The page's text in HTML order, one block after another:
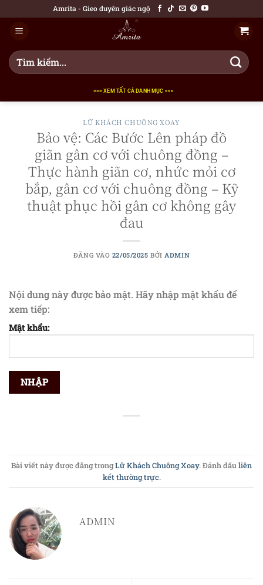
qua
dung
Amrita - Gieo duyên giác ngộ
Tìm
kiếm:
>>> XEM TẤT CẢ DANH MỤC <<<
LỮ KHÁCH CHUÔNG XOAY
Bảo vệ: Các Bước Lên pháp đồ
giãn gân cơ với chuông đồng –
Thực hành giãn cơ, nhức mỏi cơ
bắp, gân cơ với chuông đồng – Kỹ
thuật phục hồi gân cơ không gây
đau
ĐĂNG VÀO 22/05/2025 BỞIADMIN
Nội dung này được bảo mật. Hãy nhập mật khẩu để
xem tiếp:
Mật khẩu:
Bài viết này được đăng trongLữ Khách Chuông Xoay. Đánh dấu liên
kết thường trực.
ADMIN